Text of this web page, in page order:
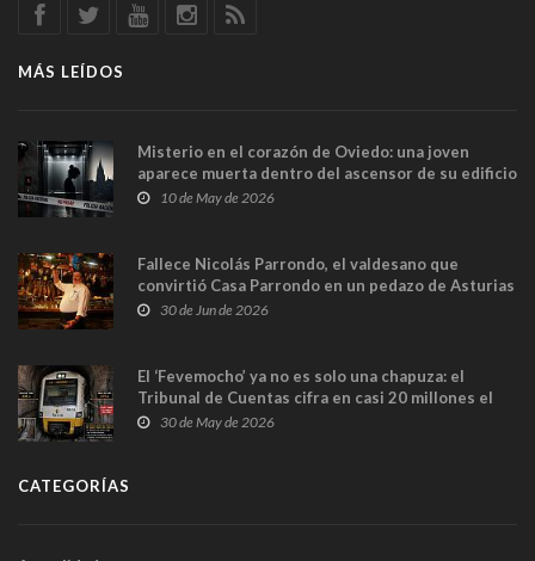
MÁS LEÍDOS
Misterio en el corazón de Oviedo: una joven
aparece muerta dentro del ascensor de su edificio
y las cámaras captan sus últimos minutos
10 de May de 2026
Fallece Nicolás Parrondo, el valdesano que
convirtió Casa Parrondo en un pedazo de Asturias
en Madrid
30 de Jun de 2026
El ‘Fevemocho’ ya no es solo una chapuza: el
Tribunal de Cuentas cifra en casi 20 millones el
sobrecoste de los trenes que no cabían por los
30 de May de 2026
CATEGORÍAS